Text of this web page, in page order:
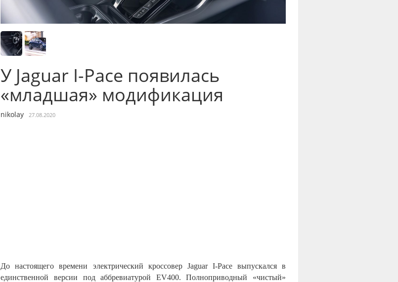
У Jaguar I-Pace появилась
«младшая» модификация
nikolay 27.08.2020
До настоящего времени электрический кроссовер Jaguar I-Pace выпускался в
единственной версии под аббревиатурой EV400. Полноприводный «чистый»